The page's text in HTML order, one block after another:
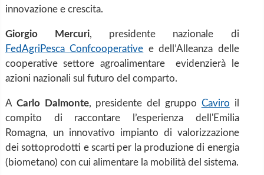
innovazione e crescita.
Giorgio Mercuri, presidente nazionale di
FedAgriPesca Confcooperative e dell’Alleanza delle
cooperative settore agroalimentare evidenzierà le
azioni nazionali sul futuro del comparto.
A Carlo Dalmonte, presidente del gruppo Caviro il
compito di raccontare l’esperienza dell'Emilia
Romagna, un innovativo impianto di valorizzazione
dei sottoprodotti e scarti per la produzione di energia
(biometano) con cui alimentare la mobilità del sistema.